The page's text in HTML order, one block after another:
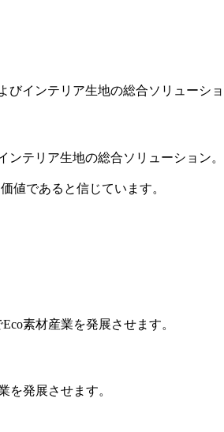
びインテリア生地の総合ソリューシ
テリア生地の総合ソリューション。
値であると信じています。
素材産業を発展させます。
発展させます。